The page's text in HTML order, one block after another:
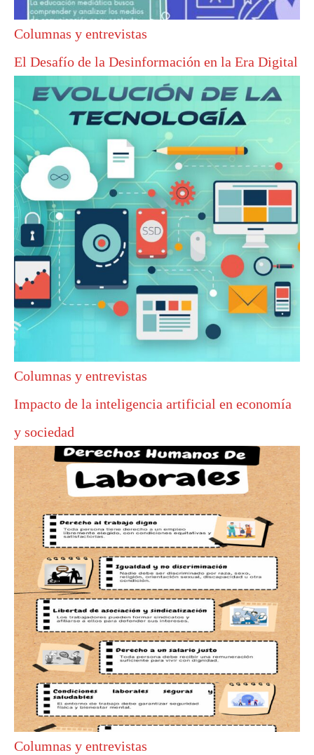
Columnas y entrevistas
El Desafío de la Desinformación en la Era Digital
Columnas y entrevistas
Impacto de la inteligencia artificial en economía
y sociedad
Columnas y entrevistas